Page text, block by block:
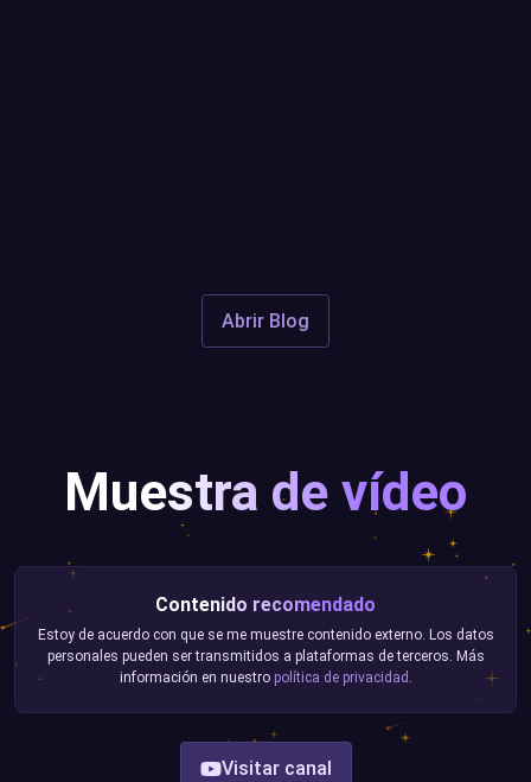
Abrir Blog
Muestra de vídeo
Contenido recomendado
Estoy de acuerdo con que se me muestre contenido externo. Los datos
personales pueden ser transmitidos a plataformas de terceros. Más
información en nuestro política de privacidad .
Visitar canal